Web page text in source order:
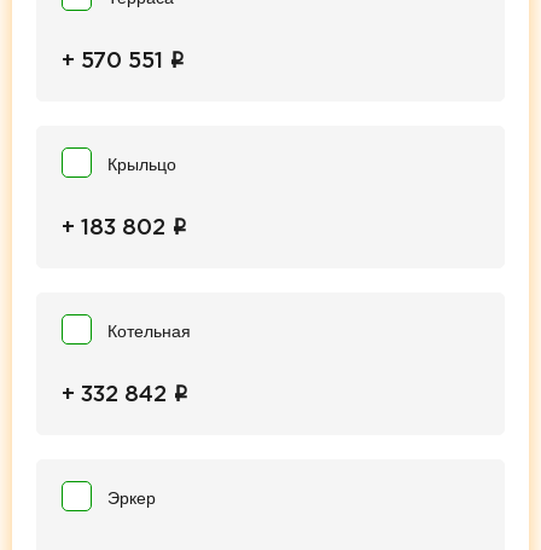
+ 570 551 i
Крыльцо
+ 183 802 i
Котельная
+ 332 842 i
Эркер